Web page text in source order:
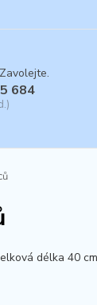
684
délka 40